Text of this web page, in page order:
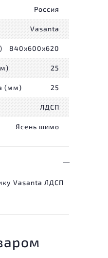
Россия
Vasanta
840x600x620
25
(мм) 25
ЛДСП
Ясень шимо
Vasanta ЛДСП